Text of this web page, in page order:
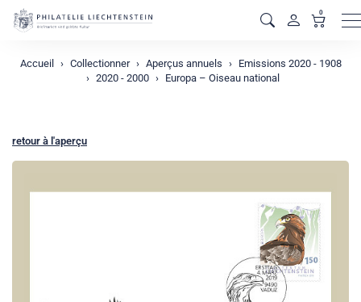
0
Accueil Collectionner Aperçus annuels
Emissions 2020 - 1908
2020 - 2000
Europa – Oiseau national
retour à l'aperçu